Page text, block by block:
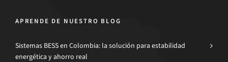
APRENDE DE NUESTRO BLOG
Sistemas BESS en Colombia: la solución para estabilidad
energética y ahorro real